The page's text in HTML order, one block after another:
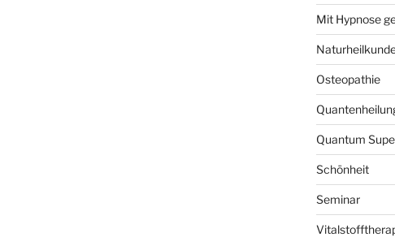
Mit Hypnose
Osteopathie
Quantum
Schönheit
Seminar